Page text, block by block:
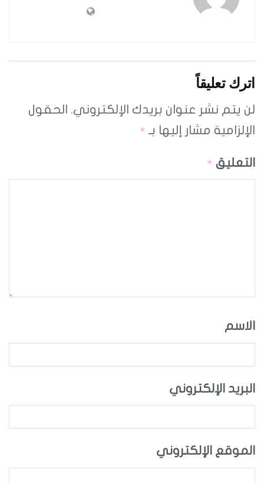
اترك تعليقاً
لن يتم نشر عنوان بريدك الإلكتروني. الحقول
الإلزامية مشار إليها بـ *
التعليق *
الاسم
البريد الإلكتروني
الموقع الإلكتروني